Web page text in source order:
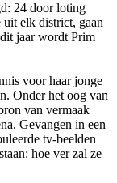
24 door loting
uit elk district, gaan
jaar wordt Prim
voor haar jonge
Onder het oog van
van vermaak
Gevangen in een
tv-beelden
hoe ver zal ze